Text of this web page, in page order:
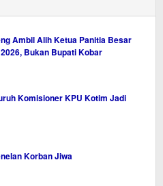
Ambil Alih Ketua Panitia Besar
Bukan Bupati Kobar
Komisioner KPU Kotim Jadi
Korban Jiwa